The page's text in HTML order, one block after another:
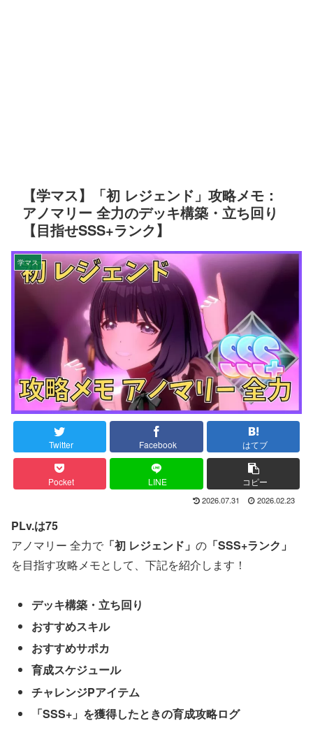
【学マス】「初 レジェンド」攻略メモ：
アノマリー 全力のデッキ構築・立ち回り
【目指せSSS+ランク】
学マス
Twitter Facebook はてブ
Pocket LINE コピー
2026.07.31 2026.02.23
PLv.は75
アノマリー 全力で 「初 レジェンド」 の 「SSS+ランク」
を目指す攻略メモとして、下記を紹介します！
デッキ構築・立ち回り
おすすめスキル
おすすめサポカ
育成スケジュール
チャレンジPアイテム
「SSS+」を獲得したときの育成攻略ログ